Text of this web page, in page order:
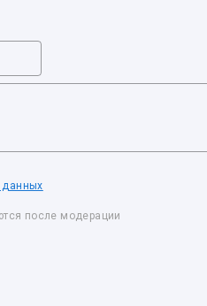
данных
после модерации